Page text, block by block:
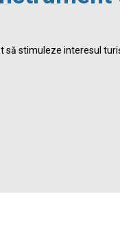
stimuleze interesul